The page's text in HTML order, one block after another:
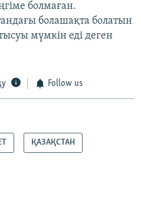
болмаған.
болашақта болатын
мүмкін еді деген
Follow us
ҚАЗАҚСТАН